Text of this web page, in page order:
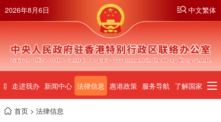
2026年8月6日 中文繁体
走进我办 新闻中心 法律信息 惠港政策 服务导航 了解国家
首页> 法律信息